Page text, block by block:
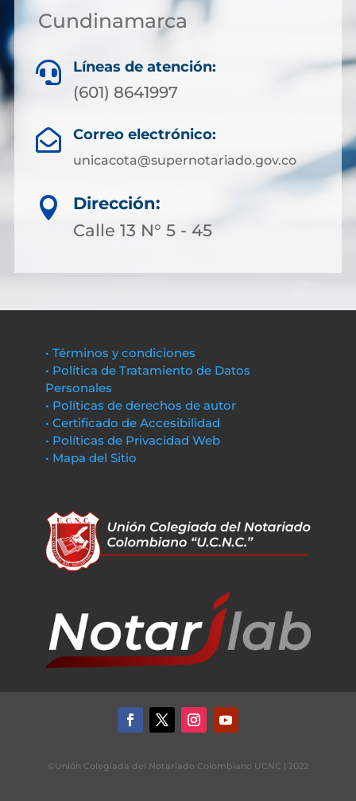
Cundinamarca
 Líneas de atención:
(601) 8641997
 Correo electrónico:
unicacota@supernotariado.gov.co

Dirección:
Calle 13 N° 5 - 45
• Términos y condiciones
• Política de Tratamiento de Datos
Personales
• Políticas de derechos de autor
• Certificado de Accesibilidad
• Políticas de Privacidad Web
• Mapa del Sitio
©Unión Colegiada del Notariado Colombiano UCNC | 2022